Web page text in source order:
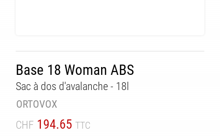
Base 18 Woman ABS
Sac à dos d'avalanche - 18l
ORTOVOX
CHF 194.65 TTC